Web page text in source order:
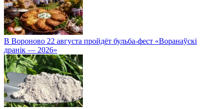
В Вороново 22 августа пройдёт бульба-фест «Воранаўскі
дранік — 2026»